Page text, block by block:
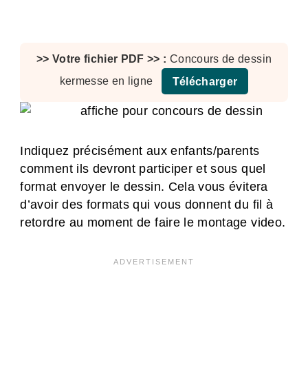
Concours de dessin
kermesse en ligne
Télécharger
Indiquez précisément aux enfants/parents
comment ils devront participer et sous quel
format envoyer le dessin. Cela vous évitera
d’avoir des formats qui vous donnent du fil à
retordre au moment de faire le montage video.